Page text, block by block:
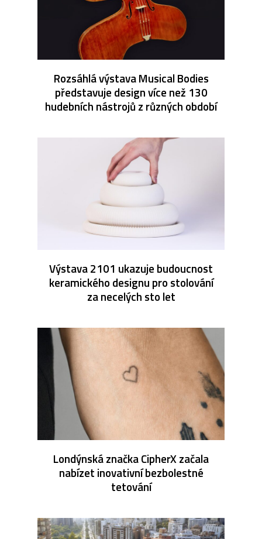
Rozsáhlá výstava Musical Bodies
představuje design více než 130
hudebních nástrojů z různých období
Výstava 2101 ukazuje budoucnost
keramického designu pro stolování
za necelých sto let
Londýnská značka CipherX začala
nabízet inovativní bezbolestné
tetování